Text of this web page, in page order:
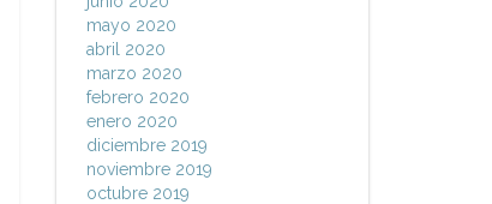
mayo 2020
abril 2020
marzo 2020
febrero 2020
enero 2020
diciembre 2019
noviembre 2019
octubre 2019